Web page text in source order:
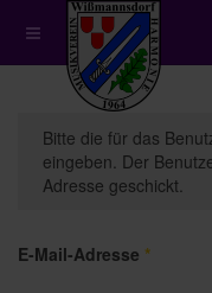
Bitte die für das
eingeben. Der
Adresse geschickt.
E-Mail-Adresse *